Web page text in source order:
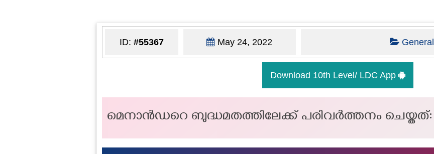
ID: #55367 May 24, 2022
Download 10th Level/ LDC App
മെനാൻഡറെ ബുദ്ധമതത്തിലേക്ക് പരിവർത്തനം ചെയ്തത്: